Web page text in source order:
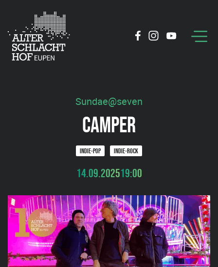
Sundae@seven
CAMPER
INDIE-POP INDIE-ROCK
14.09.202519:00